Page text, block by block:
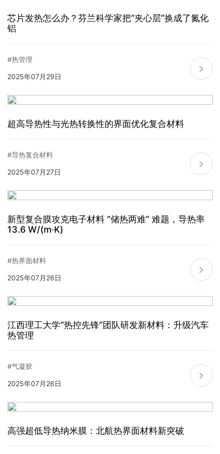
芯片发热怎么办？芬兰科学家把“夹心层”换成了氮化
铝
#热管理
2025年07月29日
超高导热性与光热转换性的界面优化复合材料
#导热复合材料
2025年07月27日
新型复合膜攻克电子材料 “储热两难” 难题，导热率
13.6 W/(m·K)
#热界面材料
2025年07月26日
江西理工大学“热控先锋”团队研发新材料：升级汽车
热管理
#气凝胶
2025年07月26日
高强超低导热纳米膜：北航热界面材料新突破